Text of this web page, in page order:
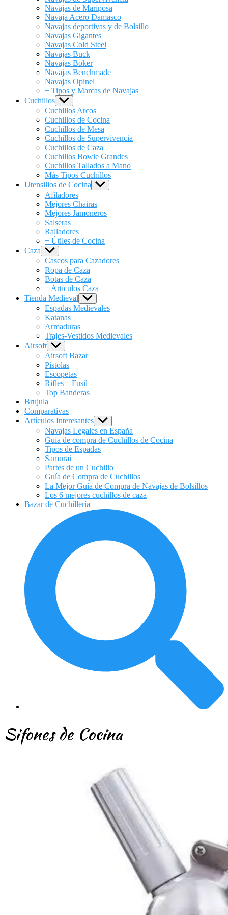
Navajas de Mariposa
Navaja Acero Damasco
Navajas deportivas y de Bolsillo
Navajas Gigantes
Navajas Cold Steel
Navajas Buck
Navajas Boker
Navajas Benchmade
Navajas Opinel
+ Tipos y Marcas de Navajas
Cuchillos Show
sub
menu
Cuchillos Arcos
Cuchillos de Cocina
Cuchillos de Mesa
Cuchillos de Supervivencia
Cuchillos de Caza
Cuchillos Bowie Grandes
Cuchillos Tallados a Mano
Más Tipos Cuchillos
Utensilios de Cocina Show
sub
Afiladores
Mejores Chairas
Mejores Jamoneros
Salseras
Ralladores
+ Útiles de Cocina
Caza Show
sub
menu
Cascos para Cazadores
Ropa de Caza
Botas de Caza
+ Artículos Caza
Tienda Medieval Show
sub
menu
Espadas Medievales
Katanas
Armaduras
Trajes-Vestidos Medievales
Airsoft Show
sub
menu
Airsoft Bazar
Pistolas
Escopetas
Rifles – Fusil
Top Banderas
Brujula
Comparativas
Artículos Interesantes Show
sub
menu
Navajas Legales en España
Guía de compra de Cuchillos de Cocina
Tipos de Espadas
Samurai
Partes de un Cuchillo
Guía de Compra de Cuchillos
La Mejor Guía de Compra de Navajas de Bolsillos
Los 6 mejores cuchillos de caza
Bazar de Cuchillería
Sifones de Cocina